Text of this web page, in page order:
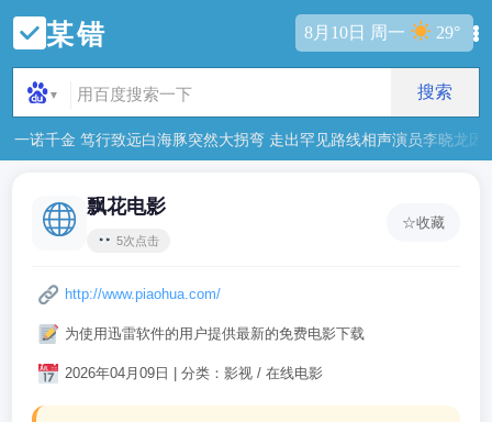
某错 8月10日 周一 29°
▼ 搜索
一诺千金 笃行致远白海豚突然大拐弯 走出罕见路线相声演员李晓龙因
飘花电影
5次点击
☆收藏
http://www.piaohua.com/
为使用迅雷软件的用户提供最新的免费电影下载
2026年04月09日 | 分类：影视 / 在线电影